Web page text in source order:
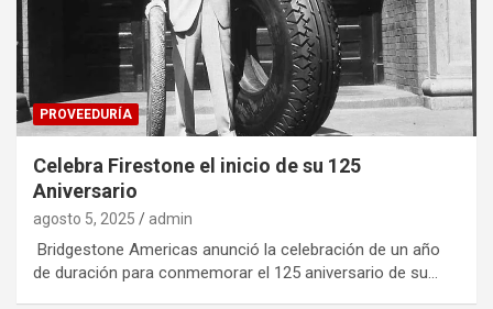
PROVEEDURÍA
Celebra Firestone el inicio de su 125
Aniversario
agosto 5, 2025 admin
Bridgestone Americas anunció la celebración de un año
de duración para conmemorar el 125 aniversario de su…